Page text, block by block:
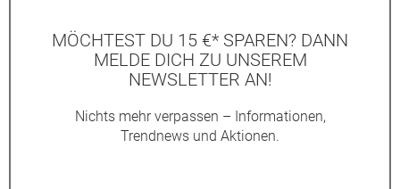
MÖCHTEST DU 15 €* SPAREN? DANN
MELDE DICH ZU UNSEREM
NEWSLETTER AN!
Nichts mehr verpassen – Informationen,
Trendnews und Aktionen.